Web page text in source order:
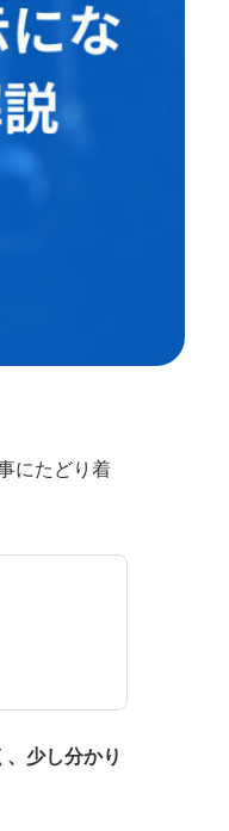
にたどり着
少し分かり